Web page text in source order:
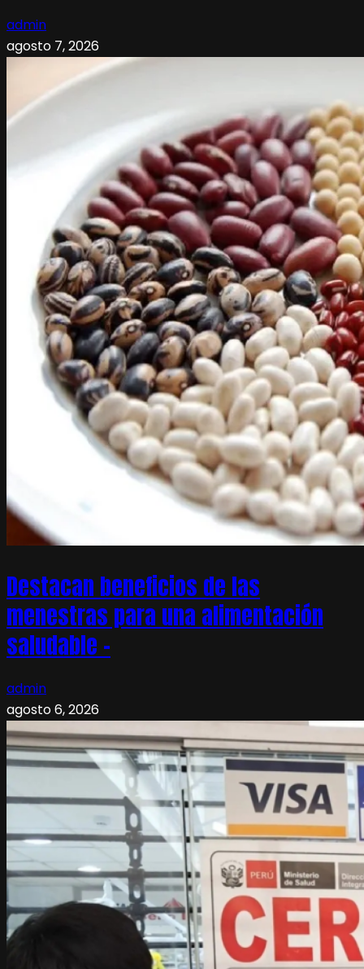
admin
agosto 7, 2026
Destacan beneficios de las
menestras para una alimentación
saludable –
admin
agosto 6, 2026